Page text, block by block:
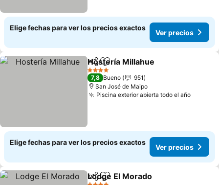
Elige fechas para ver los precios exactos
Ver precios
CompartirAgregar a favoritos
Hostería Millahue
4 Estrellas
7,8 Bueno
951
San José de Maipo
Piscina exterior abierta todo el añoVer
Elige fechas para ver los precios exactos
Ver precios
CompartirAgregar a favoritos
Lodge El Morado